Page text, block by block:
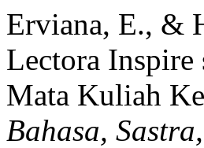
Erviana, E., &
Lectora Inspire
Mata Kuliah
Bahasa,